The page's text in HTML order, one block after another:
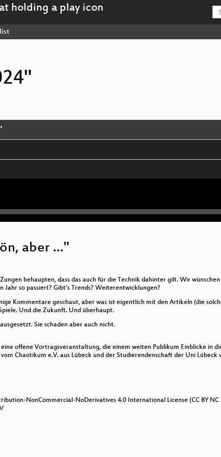
aber ..."
behaupten, dass das auch für die Technik dahinter gilt. Wir
so passiert? Gibt’s Trends? Weiterentwicklungen?
Kommentare geschaut, aber was ist eigentlich mit den Artikeln (die
Und die Zukunft. Und überhaupt.
Sie schaden aber auch nicht.
offene Vortragsveranstaltung, die einem weiten Publikum Einblicke in
Chaotikum e.V. aus Lübeck und der Studierendenschaft der Uni
NonCommercial-NoDerivatives 4.0 International License (CC BY NC